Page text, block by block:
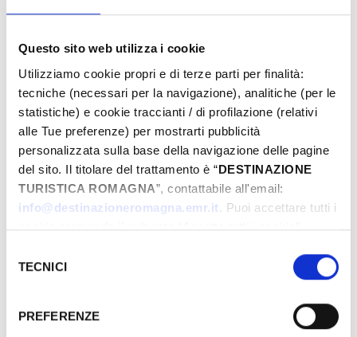
Questo sito web utilizza i cookie
Utilizziamo cookie propri e di terze parti per finalità:
tecniche (necessari per la navigazione), analitiche (per le
statistiche) e cookie traccianti / di profilazione (relativi
alle Tue preferenze) per mostrarti pubblicità
personalizzata sulla base della navigazione delle pagine
del sito. Il titolare del trattamento è “DESTINAZIONE
TURISTICA ROMAGNA”, contattabile all'email:
info@destinazioneromagna.emr.it. Puoi accettare tutti i
cookie premendo il pulsante “Accetta tutti i cookie”,
gestire le tue preferenze facendo clic su “Personalizza”.
Qualora acconsenti a tutti i cookie i Tuoi dati potranno
attualmente non fornisce garanzie idonee per il
delTECNICI
PREFERENZE
Von
Bis
Stadt
Typen